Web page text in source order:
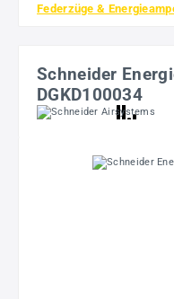
Federzüge &
Schneider
DGKD100034
Bildergalerie überspringen